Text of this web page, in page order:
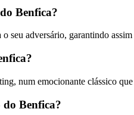
Benfica?
seu adversário, garantindo
num emocionante clássico
Benfica?